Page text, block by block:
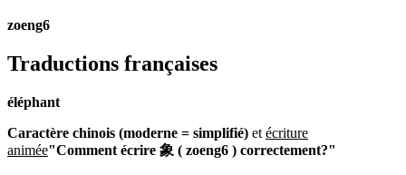
zoeng6
Traductions françaises
éléphant
Caractère chinois (moderne = simplifié) et écriture
animée"Comment écrire 象 ( zoeng6 ) correctement?"